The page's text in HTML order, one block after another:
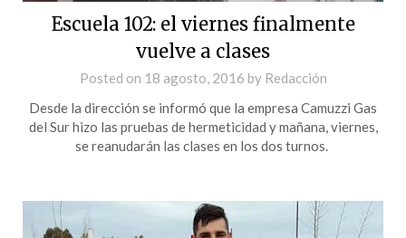
Escuela 102: el viernes finalmente
vuelve a clases
Posted on 18 agosto, 2016 by Redacción
Desde la dirección se informó que la empresa Camuzzi Gas
del Sur hizo las pruebas de hermeticidad y mañana, viernes,
se reanudarán las clases en los dos turnos.